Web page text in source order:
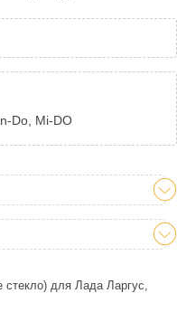
Do, Mi-DO
для Лада Ларгус,